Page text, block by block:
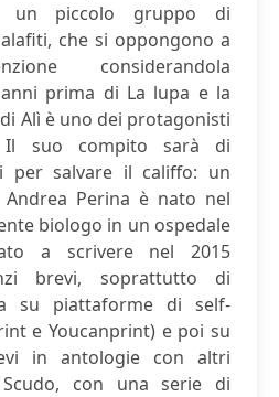
un piccolo gruppo di
che si oppongono a
considerandola
prima di La lupa e la
Alì è uno dei protagonisti
suo compito sarà di
per salvare il califfo: un
Andrea Perina è nato nel
biologo in un ospedale
a scrivere nel 2015
brevi, soprattutto di
su piattaforme di self-
e Youcanprint) e poi su
in antologie con altri
con una serie di